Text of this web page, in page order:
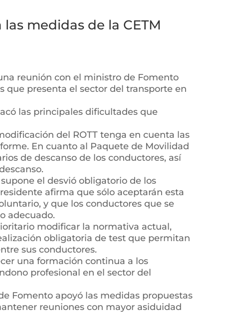
medidas de la CETM
reunión con el ministro de Fomento
que presenta el sector del transporte en
las principales dificultades que
del ROTT tenga en cuenta las
En cuanto al Paquete de Movilidad
de descanso de los conductores, así
el desvió obligatorio de los
afirma que sólo aceptarán esta
y que los conductores que se
adecuado.
modificar la normativa actual,
obligatoria de test que permitan
sus conductores.
una formación continua a los
profesional en el sector del
Fomento apoyó las medidas propuestas
reuniones con mayor asiduidad